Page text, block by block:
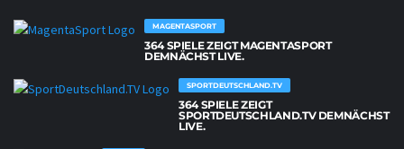
MAGENTASPORT
364 SPIELE ZEIGT MAGENTASPORT
DEMNÄCHST LIVE.
SPORTDEUTSCHLAND.TV
364 SPIELE ZEIGT
SPORTDEUTSCHLAND.TV DEMNÄCHST
LIVE.